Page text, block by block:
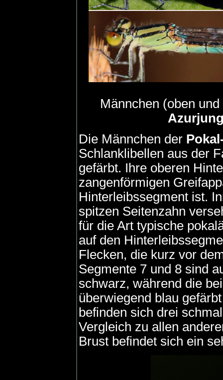
Männchen (oben
Die Männchen der
Schlanklibellen aus der
gefärbt. Ihre oberen
zangenförmigen
Hinterleibssegment ist.
spitzen Seitenzahn
für die Art typische
auf den
Flecken, die kurz vor
Segmente 7 und 8 sind
schwarz, während die
überwiegend blau
befinden sich drei
Vergleich zu allen
Brust befindet sich ein